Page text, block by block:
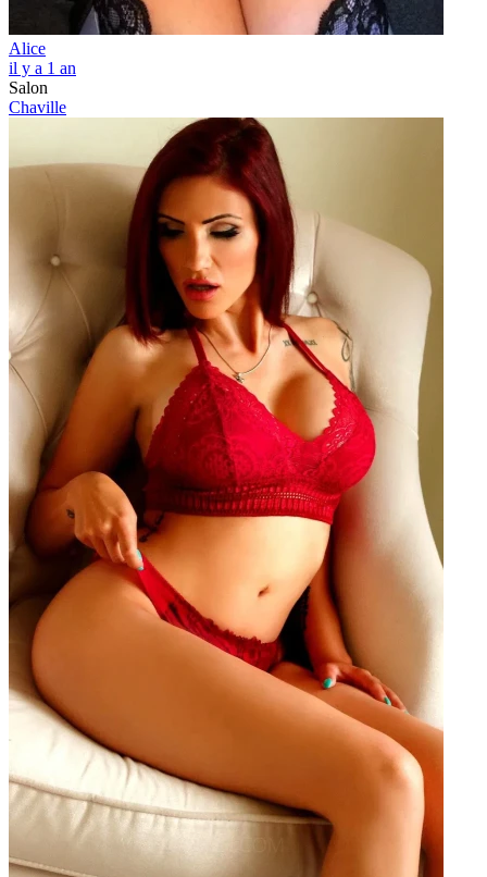
Alice
il y a 1 an
Salon
Chaville